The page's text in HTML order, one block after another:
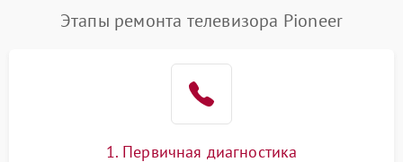
Этапы ремонта телевизора Pioneer
1. Первичная диагностика